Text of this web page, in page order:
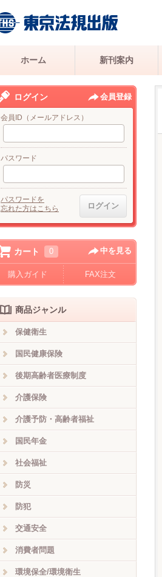
ホーム 新刊案内
ログイン 会員登録
会員ID（メールアドレス）
パスワード
パスワードを
忘れた方はこちら
カート 0 中を見る
購入ガイド FAX注文
商品ジャンル
保健衛生
国民健康保険
後期高齢者医療制度
介護保険
介護予防・高齢者福祉
国民年金
社会福祉
防災
防犯
交通安全
消費者問題
環境保全/環境衛生